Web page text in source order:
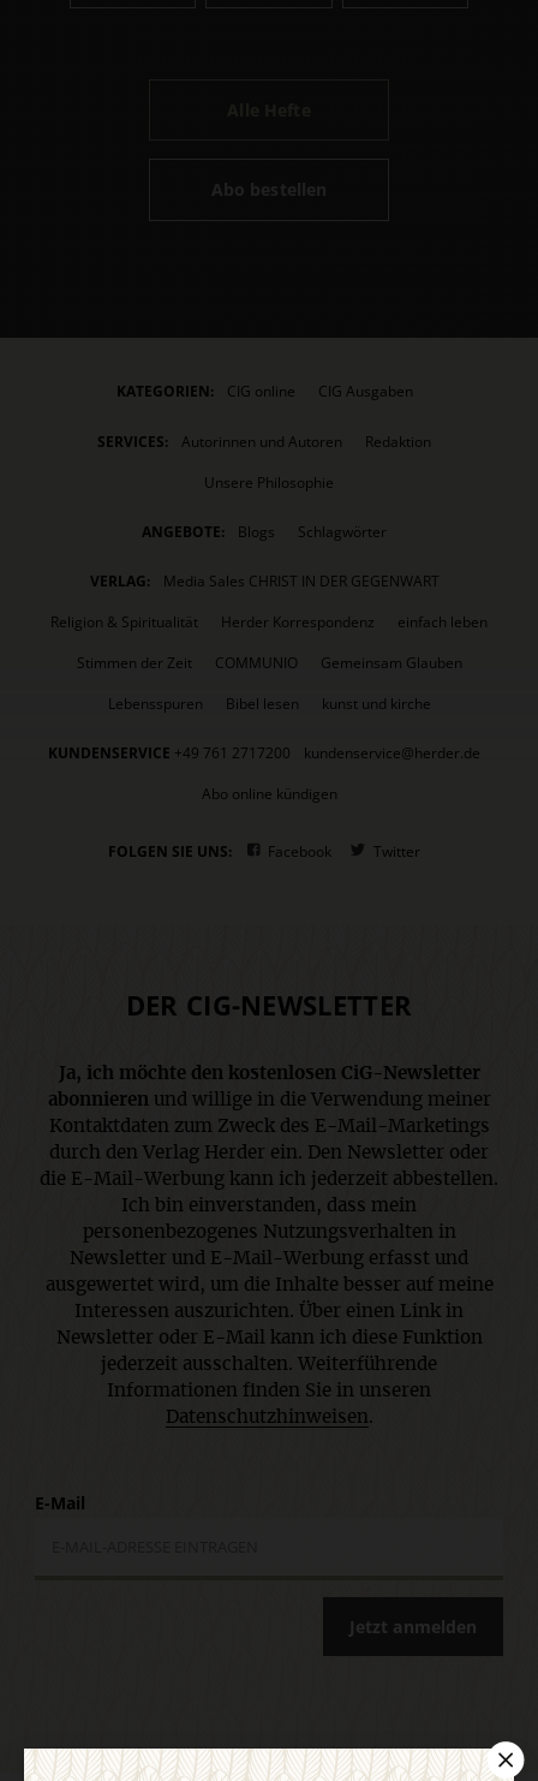
Abo bestellen
KATEGORIEN: CIG online CIG Ausgaben
SERVICES: Autorinnen und Autoren
Redaktion
Unsere Philosophie
ANGEBOTE: Blogs Schlagwörter
VERLAG:
Media Sales CHRIST IN DER GEGENWART
Religion & Spiritualität
Herder Korrespondenz
einfach leben
Stimmen der Zeit
COMMUNIO
Gemeinsam Glauben
Lebensspuren
Bibel lesen kunst und kirche
KUNDENSERVICE +49 761 2717200
kundenservice@herder.de
Abo online kündigen
FOLGEN SIE UNS: Facebook Twitter
DER CIG-NEWSLETTER
Ja, ich möchte den kostenlosen CiG-Newsletter
abonnierenund willige in die Verwendung meiner
Kontaktdaten zum Zweck des E-Mail-Marketings
durch den Verlag Herder ein. Den Newsletter oder
die E-Mail-Werbung kann ich jederzeit abbestellen.
Ich bin einverstanden, dass mein
personenbezogenes Nutzungsverhalten in
Newsletter und E-Mail-Werbung erfasst und
ausgewertet wird, um die Inhalte besser auf meine
Interessen auszurichten. Über einen Link in
Newsletter oder E-Mail kann ich diese Funktion
jederzeit ausschalten. Weiterführende
Informationen finden Sie in unseren
Datenschutzhinweisen.
E-Mail
Jetzt anmelden